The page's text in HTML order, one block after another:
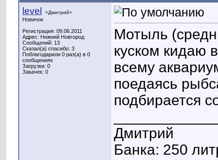
level =Дмитрий=
Новичок
Регистрация: 09.06.2011
Адрес: Нижний Новгород
Сообщений: 13
Сказал(а) спасибо: 3
Поблагодарили 0 раз(а) в 0
сообщениях
Загрузки: 0
Закачек: 0
Мотыль
куском кидаю
всему
поедаясь
подбирается
Дмитрий
Банка: 250